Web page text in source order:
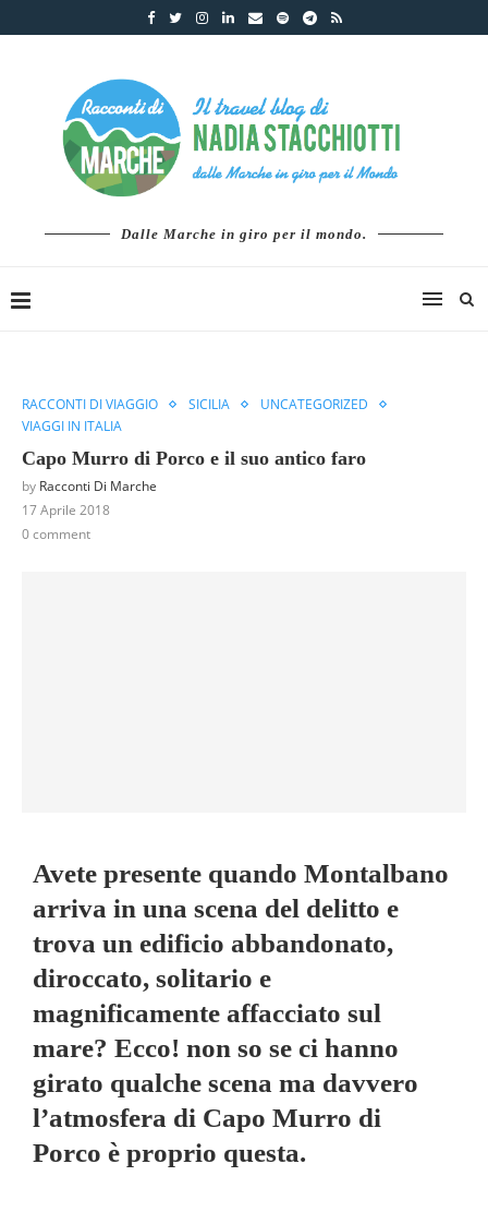
Dalle Marche in giro per il mondo.
RACCONTI DI VIAGGIO SICILIA
UNCATEGORIZED
VIAGGI IN ITALIA
Capo Murro di Porco e il suo antico faro
by Racconti Di Marche
17 Aprile 2018
0 comment
Avete presente quando Montalbano
arriva in una scena del delitto e
trova un edificio abbandonato,
diroccato, solitario e
magnificamente affacciato sul
mare? Ecco! non so se ci hanno
girato qualche scena ma davvero
l’atmosfera di Capo Murro di
Porco è proprio questa.